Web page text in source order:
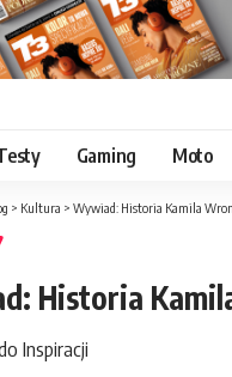
Gaming Moto
> Kultura > Wywiad: Historia Kamila
Historia
Inspiracji